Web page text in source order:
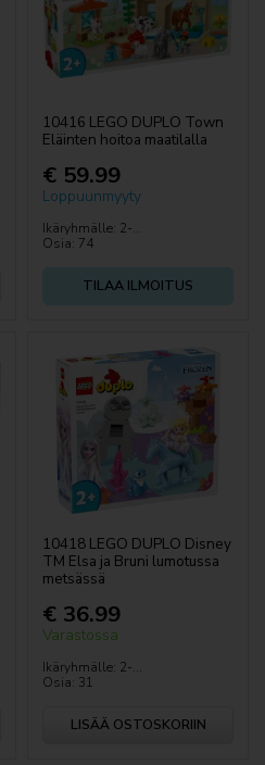
10416 LEGO DUPLO Town
Eläinten hoitoa maatilalla
€ 59.99
Loppuunmyyty
Ikäryhmälle: 2-...
Osia: 74
TILAA ILMOITUS
10418 LEGO DUPLO Disney
TM Elsa ja Bruni lumotussa
metsässä
€ 36.99
Varastossa
Ikäryhmälle: 2-...
Osia: 31
LISÄÄ OSTOSKORIIN